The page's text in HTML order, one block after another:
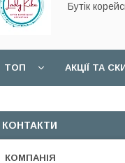
Бутік
ТОП АКЦІЇ ТА
КОНТАКТИ